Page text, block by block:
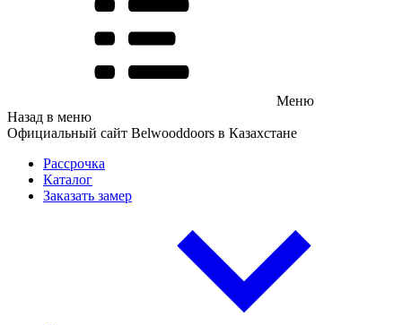
Меню
Назад в меню
Официальный сайт Belwooddoors в Казахстане
Рассрочка
Каталог
Заказать замер